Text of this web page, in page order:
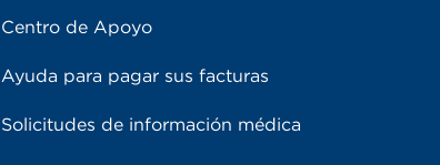
Centro de Apoyo
Ayuda para pagar sus facturas
Solicitudes de información médica